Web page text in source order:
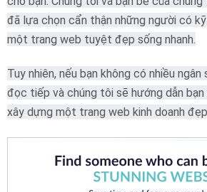
đã lựa chọn cẩn thận những người có
một trang web tuyệt đẹp sống nhanh.
Tuy nhiên, nếu bạn không có nhiều
đọc tiếp và chúng tôi sẽ hướng dẫn
xây dựng một trang web kinh doanh